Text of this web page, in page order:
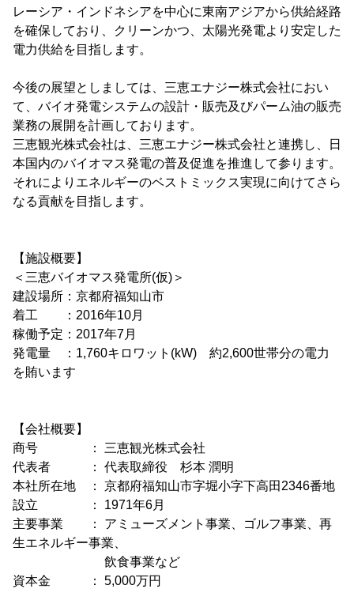
レーシア・インドネシアを中心に東南アジアから供給経路
を確保しており、クリーンかつ、太陽光発電より安定した
電力供給を目指します。
今後の展望としましては、三恵エナジー株式会社におい
て、バイオ発電システムの設計・販売及びパーム油の販売
業務の展開を計画しております。
三恵観光株式会社は、三恵エナジー株式会社と連携し、日
本国内のバイオマス発電の普及促進を推進して参ります。
それによりエネルギーのベストミックス実現に向けてさら
なる貢献を目指します。
【施設概要】
＜三恵バイオマス発電所(仮)＞
建設場所：京都府福知山市
着工 ：2016年10月
稼働予定：2017年7月
発電量 ：1,760キロワット(kW) 約2,600世帯分の電力
を賄います
【会社概要】
商号 ： 三恵観光株式会社
代表者 ： 代表取締役 杉本 潤明
本社所在地 ： 京都府福知山市字堀小字下高田2346番地
設立 ： 1971年6月
主要事業 ： アミューズメント事業、ゴルフ事業、再
生エネルギー事業、
飲食事業など
資本金 ： 5,000万円